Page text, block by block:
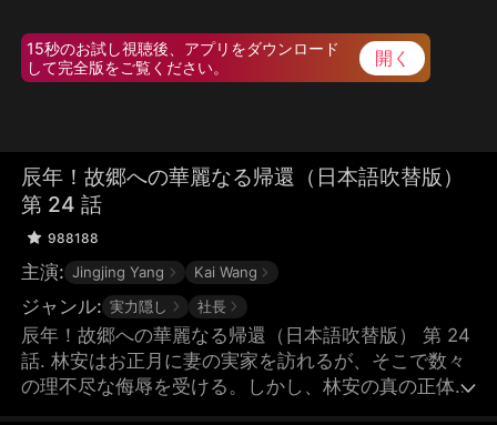
15秒のお試し視聴後、アプリをダウンロード
して完全版をご覧ください。
開く
辰年！故郷への華麗なる帰還（日本語吹替版）
第 24 話
988188
主演: Jingjing Yang Kai Wang
ジャンル: 実力隠し 社長
辰年！故郷への華麗なる帰還（日本語吹替版） 第 24
話. 林安はお正月に妻の実家を訪れるが、そこで数々
の理不尽な侮辱を受ける。しかし、林安の真の正体